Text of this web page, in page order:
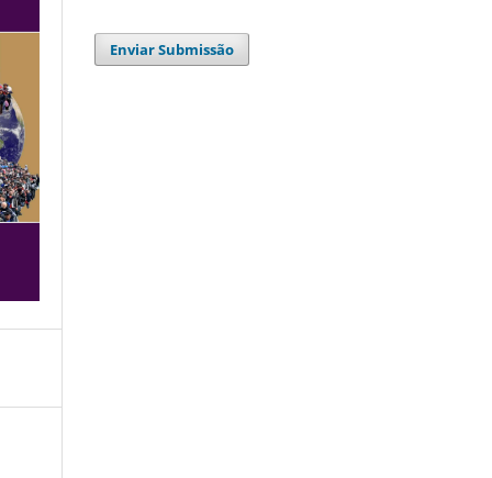
Enviar Submissão